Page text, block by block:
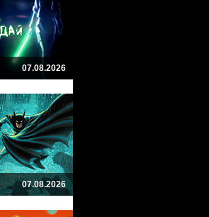
07.08.2026
07.08.2026